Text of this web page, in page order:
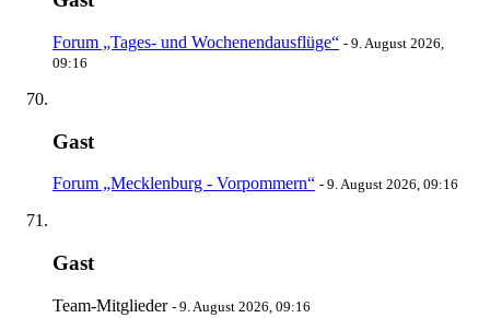
Forum „Tages- und Wochenendausflüge“ - 9. August 2026,
09:16
Gast
Forum „Mecklenburg - Vorpommern“ - 9. August 2026, 09:16
Gast
Team-Mitglieder - 9. August 2026, 09:16